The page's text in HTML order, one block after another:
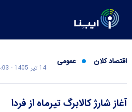
اقتصاد کلان عمومی
14 تير 1405 - 14:03
آغاز شارژ کالابرگ تیرماه از فردا